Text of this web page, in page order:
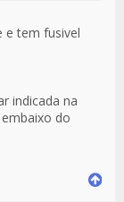
e tem fusivel
indicada na
do